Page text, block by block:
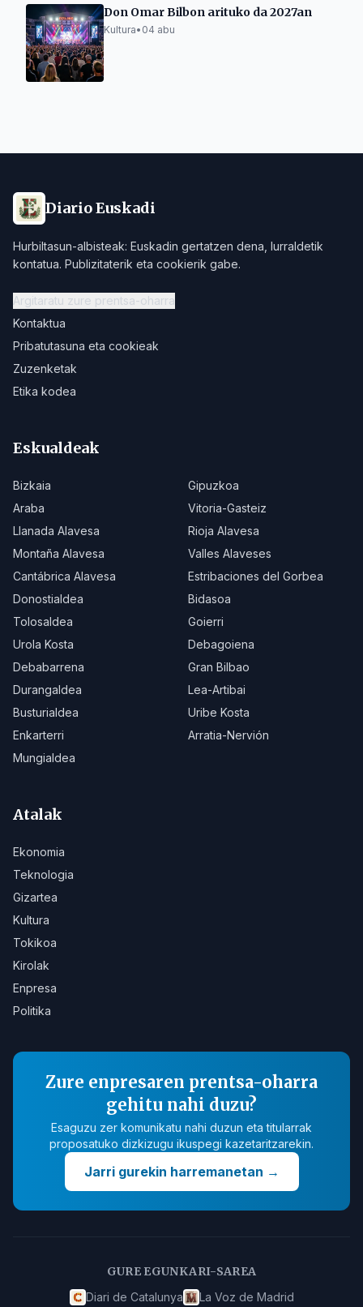
Don Omar Bilbon arituko da 2027an
Kultura• 04 abu
Diario Euskadi
Hurbiltasun-albisteak: Euskadin gertatzen dena, lurraldetik
kontatua. Publizitaterik eta cookierik gabe.
Argitaratu zure prentsa-oharra
Kontaktua
Pribatutasuna eta cookieak
Zuzenketak
Etika kodea
Eskualdeak
Bizkaia
Gipuzkoa
Araba
Vitoria-Gasteiz
Llanada Alavesa
Rioja Alavesa
Montaña Alavesa
Valles Alaveses
Cantábrica Alavesa
Estribaciones del Gorbea
Donostialdea
Bidasoa
Tolosaldea
Goierri
Urola Kosta
Debagoiena
Debabarrena
Gran Bilbao
Durangaldea
Lea-Artibai
Busturialdea
Uribe Kosta
Enkarterri
Arratia-Nervión
Mungialdea
Atalak
Ekonomia
Teknologia
Gizartea
Kultura
Tokikoa
Kirolak
Enpresa
Politika
Zure enpresaren prentsa-oharra
gehitu nahi duzu?
Esaguzu zer komunikatu nahi duzun eta titularrak
proposatuko dizkizugu ikuspegi kazetaritzarekin.
Jarri gurekin harremanetan →
GURE EGUNKARI-SAREA
Diari de Catalunya La Voz de Madrid